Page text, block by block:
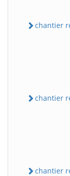
chantier
chantier
chantier